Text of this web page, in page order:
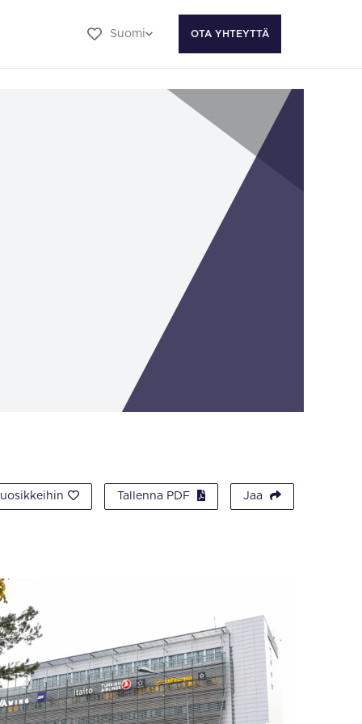
Suomi OTA YHTEYTTÄ
Tallenna PDF Jaa